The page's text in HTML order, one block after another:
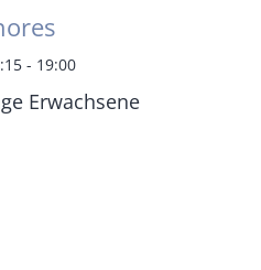
- 19:00
Erwachsene